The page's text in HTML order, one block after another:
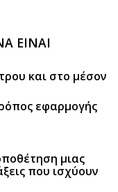
ΕΙΝΑΙ
και στο μέσον
εφαρμογής
μιας
που ισχύουν